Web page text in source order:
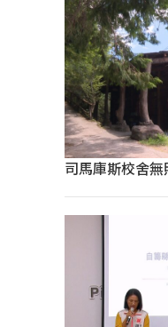
司馬庫斯校舍